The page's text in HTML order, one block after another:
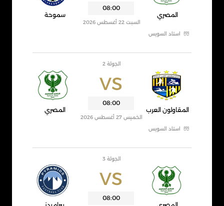
المصري
استاد السويس
08:00
السبت 22 أغسطس 2026
سموحة
VS
المقاولون العرب
استاد السويس
08:00
الجولة 2
الخميس 27 أغسطس 2026
المصري
VS
08:00
الجولة 3